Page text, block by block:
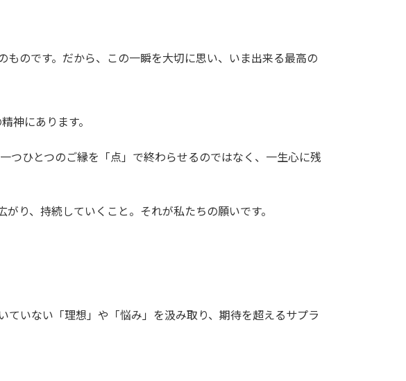
ものです。だから、この一瞬を大切に思い、いま出来る最高の
神にあります。
つひとつのご縁を「点」で終わらせるのではなく、一生心に残
り、持続していくこと。それが私たちの願いです。
いない「理想」や「悩み」を汲み取り、期待を超えるサプラ